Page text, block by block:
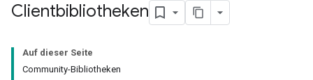
Clientbibliotheken
Auf dieser Seite
Community-Bibliotheken